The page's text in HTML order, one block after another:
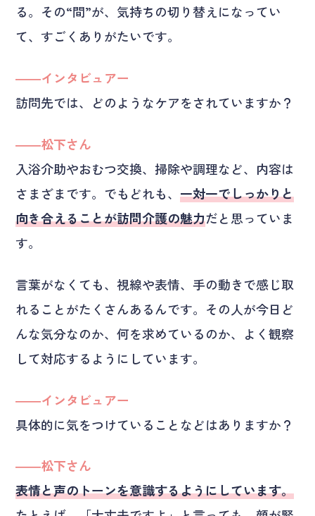
る。その“間”が、気持ちの切り替えになってい
て、すごくありがたいです。
――インタビュアー
訪問先では、どのようなケアをされていますか？
――松下さん
入浴介助やおむつ交換、掃除や調理など、内容は
さまざまです。でもどれも、一対一でしっかりと
向き合えることが訪問介護の魅力だと思っていま
す。
言葉がなくても、視線や表情、手の動きで感じ取
れることがたくさんあるんです。その人が今日ど
んな気分なのか、何を求めているのか、よく観察
して対応するようにしています。
――インタビュアー
具体的に気をつけていることなどはありますか？
――松下さん
表情と声のトーンを意識するようにしています。